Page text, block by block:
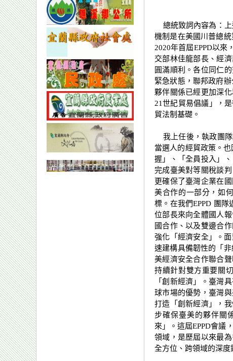
總統致詞內容為：上
機制是在美國川普總
2020年首屆EPPD以
交部林佳龍部長、經
圓滿順利。各位同仁
緊急狀態，聯邦政府
夥伴關係已經更加深
21世紀貿易倡議」，
貿法制基礎。
我上任後，執政團隊
當選人的經貿政策。
握」、「全員投入」
完成臺美對等關稅談
更確保了臺灣企業在
美合作的一部分，如
標。在我們EPPD 團
位部長來向全體國人
國合作、以及雙邊合
強化「經濟安全」。
速建構具備韌性的「
美經濟安全合作聯合
持續針對雙方重要關
「創新經濟」。臺灣
球市場的優勢，臺灣
打造「創新經濟」，
步確保臺美的夥伴關
來」。這屆EPPD會議
領域，是歷屆以來最
全方位、跨領域的深度